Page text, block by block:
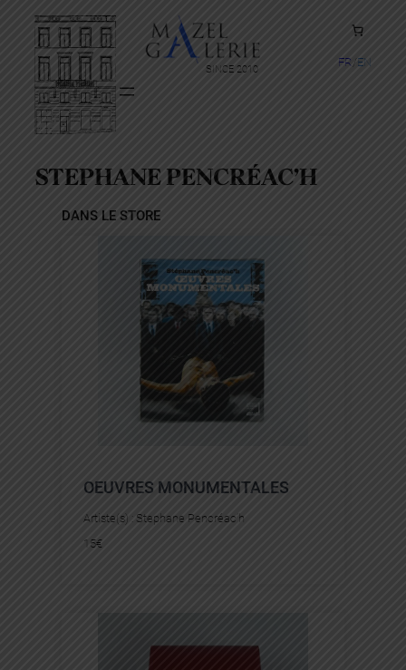
contenu
SINCE 2010
FR EN
STEPHANE PENCRÉAC’H
DANS LE STORE
OEUVRES MONUMENTALES
Artiste(s) : Stephane Pencréac’h
15€